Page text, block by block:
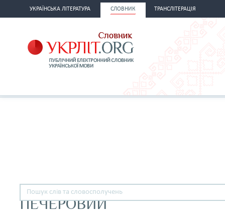
УКРАЇНСЬКА ЛІТЕРАТУРА СЛОВНИК ТРАНСЛІТЕРАЦІЯ
ПЕЧЕРОВИЙ